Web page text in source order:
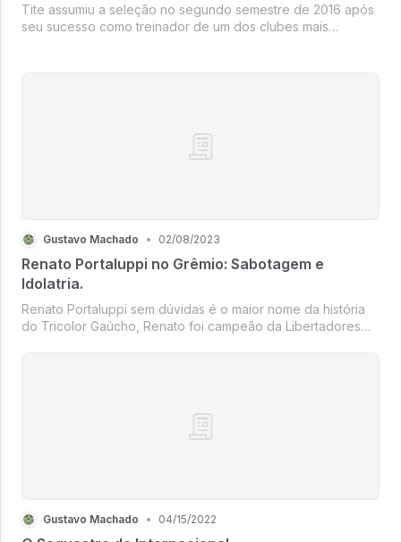
Tite assumiu a seleção no segundo semestre de 2016 após
seu sucesso como treinador de um dos clubes mais
Gustavo Machado • 02/08/2023
Renato Portaluppi no Grêmio: Sabotagem e
Idolatria.
Renato Portaluppi sem dúvidas é o maior nome da história
do Tricolor Gaúcho, Renato foi campeão da Libertadores
Gustavo Machado • 04/15/2022